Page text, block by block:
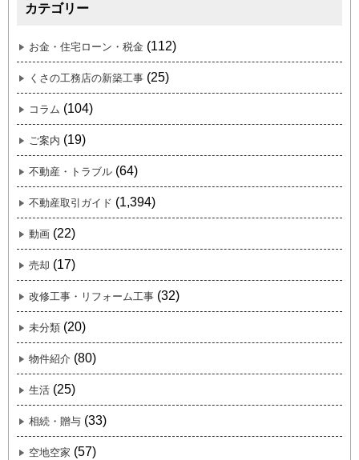
カテゴリー
お金・住宅ローン・税金 (112)
くさの工務店の新築工事 (25)
コラム (104)
ご案内 (19)
不動産・トラブル (64)
不動産取引ガイド (1,394)
動画 (22)
売却 (17)
改修工事・リフォーム工事 (32)
未分類 (20)
物件紹介 (80)
生活 (25)
相続・贈与 (33)
空地空家 (57)